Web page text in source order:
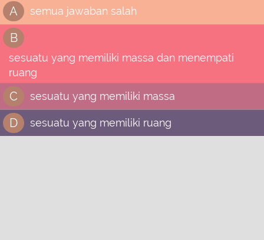
A semua jawaban salah
B
sesuatu yang memiliki massa dan menempati
ruang
C sesuatu yang memiliki massa
D sesuatu yang memiliki ruang